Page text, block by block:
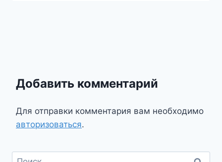
Добавить комментарий
Для отправки комментария вам необходимо
авторизоваться.
Найти: